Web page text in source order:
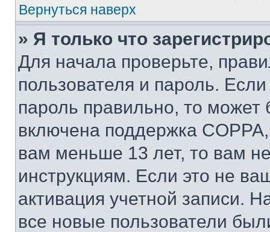
Вернуться наверх
» Я только что
Для начала проверьте,
пользователя и пароль.
пароль правильно, то может
включена поддержка
вам меньше 13 лет, то вам
инструкциям. Если это не
активация учетной записи.
все новые пользователи